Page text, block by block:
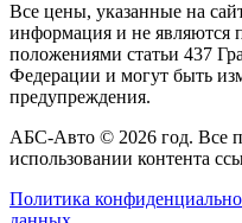
Все цены, указанные на
информация и не являются
положениями статьи 437
Федерации и могут быть
предупреждения.
АБС-Авто © 2026 год. Все
использовании контента
Политика